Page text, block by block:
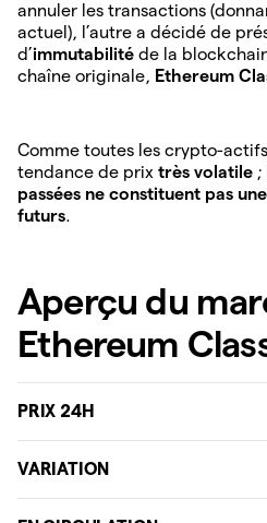
annuler les transactions
actuel), l’autre a décidé de
d’immutabilité de la
chaîne originale, Ethereum
Comme toutes les crypto-
tendance de prix très volatile ;
passées ne constituent pas
futurs.
Aperçu du
Ethereum
PRIX 24H
VARIATION